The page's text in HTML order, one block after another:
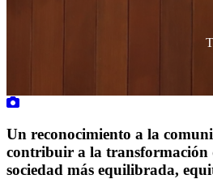
Un reconocimiento a la
contribuir a la transformación
sociedad más equilibrada,